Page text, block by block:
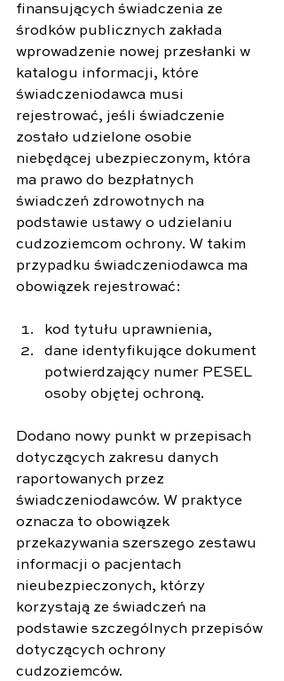
finansujących świadczenia ze
środków publicznych zakłada
wprowadzenie nowej przesłanki w
katalogu informacji, które
świadczeniodawca musi
rejestrować, jeśli świadczenie
zostało udzielone osobie
niebędącej ubezpieczonym, która
ma prawo do bezpłatnych
świadczeń zdrowotnych na
podstawie ustawy o udzielaniu
cudzoziemcom ochrony. W takim
przypadku świadczeniodawca ma
obowiązek rejestrować:
kod tytułu uprawnienia,
dane identyfikujące dokument
potwierdzający numer PESEL
osoby objętej ochroną.
Dodano nowy punkt w przepisach
dotyczących zakresu danych
raportowanych przez
świadczeniodawców. W praktyce
oznacza to obowiązek
przekazywania szerszego zestawu
informacji o pacjentach
nieubezpieczonych, którzy
korzystają ze świadczeń na
podstawie szczególnych przepisów
dotyczących ochrony
cudzoziemców.